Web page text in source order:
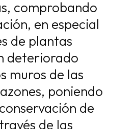
comprobando
en especial
de plantas
deteriorado
muros de las
poniendo
de
de las